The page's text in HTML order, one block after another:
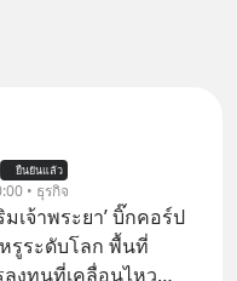
ยืนยันแล้ว
• ธุรกิจ
เจ้าพระยา’ บิ๊กคอร์ป
รูระดับโลก พื้นที่
งทุนที่เคลื่อนไหว